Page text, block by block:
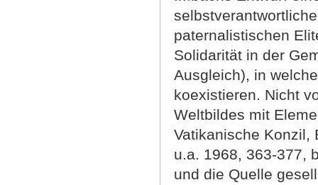
paternalistischen
Solidarität in der
Ausgleich), in
koexistieren. Nicht
Weltbildes mit
Vatikanische Konzil,
u.a. 1968, 363-377,
und die Quelle